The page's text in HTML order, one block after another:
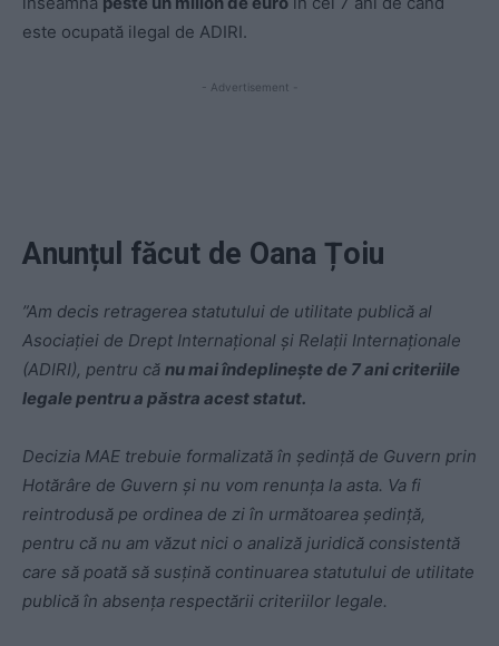
este ocupată ilegal de ADIRI.
- Advertisement -
Anunțul făcut de Oana Țoiu
”Am decis retragerea statutului de utilitate publică al
Asociației de Drept Internațional și Relații Internaționale
(ADIRI), pentru că nu mai îndeplinește de 7 ani criteriile
legale pentru a păstra acest statut.
Decizia MAE trebuie formalizată în ședință de Guvern prin
Hotărâre de Guvern și nu vom renunța la asta. Va fi
reintrodusă pe ordinea de zi în următoarea ședință,
pentru că nu am văzut nici o analiză juridică consistentă
care să poată să susțină continuarea statutului de utilitate
publică în absența respectării criteriilor legale.